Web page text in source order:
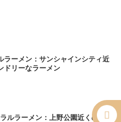
ラーメン：サンシャインシティ近
ドリーなラーメン
ルラーメン：上野公園近くの本格